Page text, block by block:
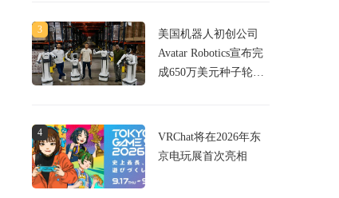
3
美国机器人初创公司
Avatar Robotics宣布完
成650万美元种子轮融
4
VRChat将在2026年东
京电玩展首次亮相